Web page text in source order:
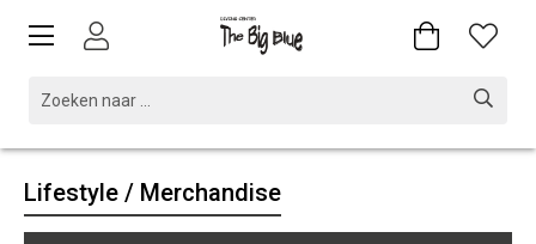
Lifestyle / Merchandise